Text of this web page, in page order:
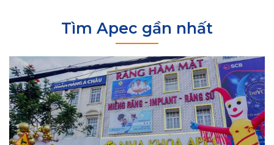
Tìm Apec gần nhất